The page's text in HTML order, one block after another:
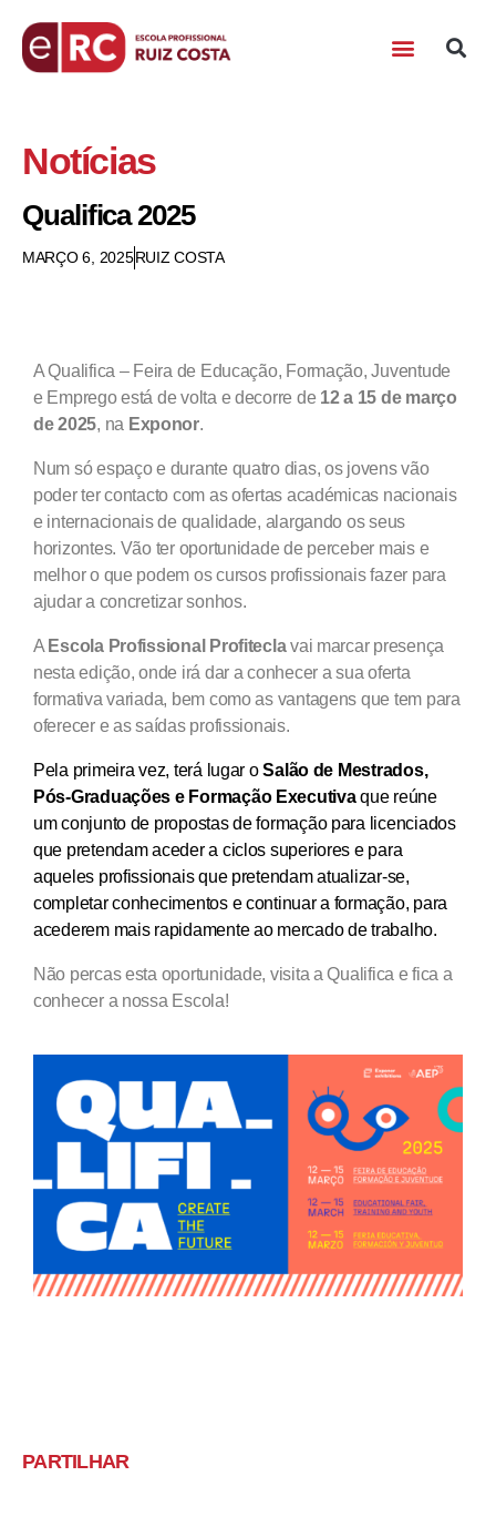
Notícias
Qualifica 2025
MARÇO 6, 2025RUIZ COSTA
A Qualifica – Feira de Educação, Formação, Juventude
e Emprego está de volta e decorre de 12 a 15 de março
de 2025, na Exponor.
Num só espaço e durante quatro dias, os jovens vão
poder ter contacto com as ofertas académicas nacionais
e internacionais de qualidade, alargando os seus
horizontes. Vão ter oportunidade de perceber mais e
melhor o que podem os cursos profissionais fazer para
ajudar a concretizar sonhos.
A Escola Profissional Profiteclavai marcar presença
nesta edição, onde irá dar a conhecer a sua oferta
formativa variada, bem como as vantagens que tem para
oferecer e as saídas profissionais.
Pela primeira vez, terá lugar oSalão de Mestrados,
Pós-Graduações e Formação Executivaque reúne
um conjunto de propostas de formação para licenciados
que pretendam aceder a ciclos superiores e para
aqueles profissionais que pretendam atualizar-se,
completar conhecimentos e continuar a formação, para
acederem mais rapidamente ao mercado de trabalho.
Não percas esta oportunidade, visita a Qualifica e fica a
conhecer a nossa Escola!
PARTILHAR